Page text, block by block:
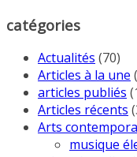
catégories
Actualités (70)
Articles à la une
articles publiés
Articles récents
Arts
musique